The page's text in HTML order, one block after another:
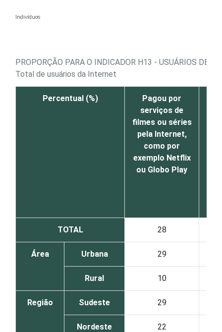
Indivíduos
PROPORÇÃO PARA O INDICADOR H13 - USUÁRIOS DE
Total de usuários da Internet
Percentual (%)
Pagou por
serviços de
filmes ou séries
pela Internet,
como por
exemplo Netflix
ou Globo Play
TOTAL 28
Área Urbana 29
Rural 10
Região Sudeste 29
Nordeste 22